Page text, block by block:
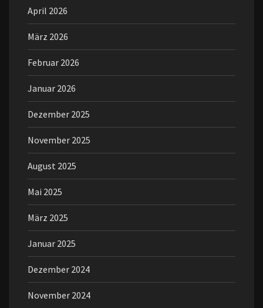
April 2026
März 2026
Februar 2026
Januar 2026
Dezember 2025
November 2025
August 2025
Mai 2025
März 2025
Januar 2025
Dezember 2024
November 2024